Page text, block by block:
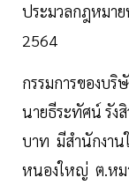
ประมวลกฎหมา
2564
กรรมการของบ
นายธีระทัศน์ รัง
บาท มีสำนักงา
หนองใหญ่ ต.หม